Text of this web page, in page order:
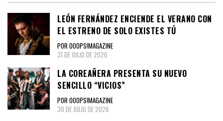
LEÓN FERNÁNDEZ ENCIENDE EL VERANO CON
EL ESTRENO DE SOLO EXISTES TÚ
POR OOOPS!MAGAZINE
31 DE JULIO DE 2026
LA COREAÑERA PRESENTA SU NUEVO
SENCILLO “VICIOS”
POR OOOPS!MAGAZINE
30 DE JULIO DE 2026